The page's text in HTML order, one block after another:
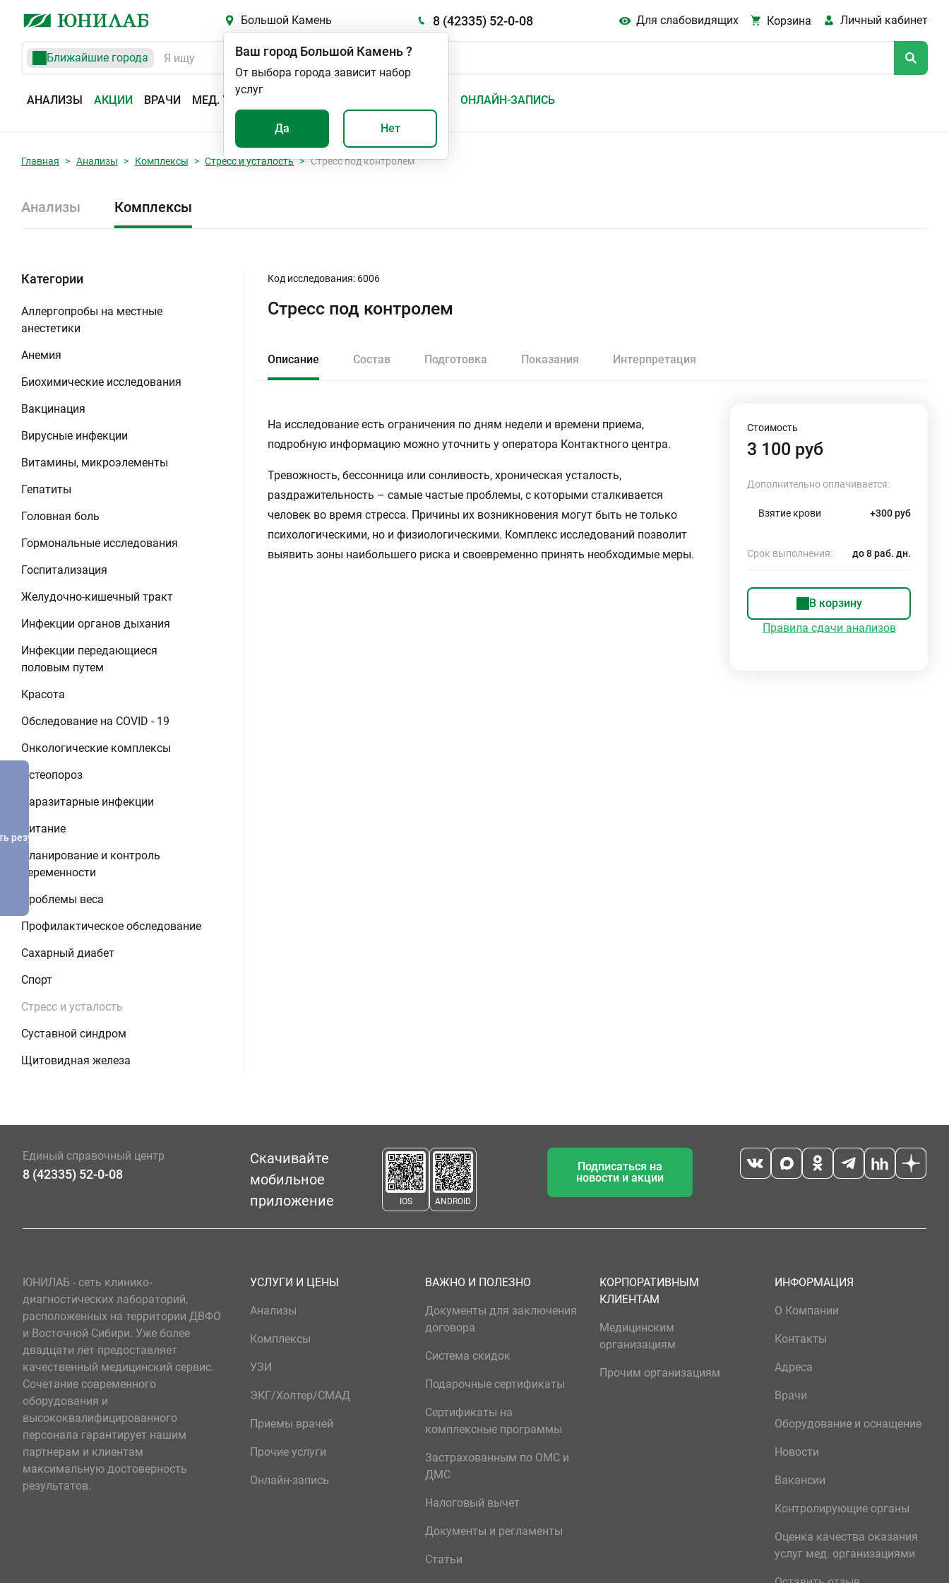
Большой Камень 8 (42335) 52-0-08 Для слабовидящих Корзина Личный кабинет
Ближайшие города
АНАЛИЗЫ АКЦИИ ВРАЧИ МЕД. УСЛУГИ ОНЛАЙН-ЗАПИСЬ
Ваш город Большой Камень?
От выбора города зависит набор
услуг
Да Нет
Главная Анализы Комплексы Стресс и усталость Стресс под контролем
Анализы Комплексы
Категории
Аллергопробы на местные
анестетики
Анемия
Биохимические исследования
Вакцинация
Вирусные инфекции
Витамины, микроэлементы
Гепатиты
Головная боль
Гормональные исследования
Госпитализация
Желудочно-кишечный тракт
Инфекции органов дыхания
Инфекции передающиеся
половым путем
Красота
Обследование на COVID - 19
Онкологические комплексы
Остеопороз
Паразитарные инфекции
Питание
Планирование и контроль
беременности
Проблемы веса
Профилактическое обследование
Сахарный диабет
Спорт
Стресс и усталость
Суставной синдром
Щитовидная железа
Код исследования: 6006
Стресс под контролем
Описание Состав Подготовка Показания Интерпретация
На исследование есть ограничения по дням недели и времени приема,
подробную информацию можно уточнить у оператора Контактного центра.
Тревожность, бессонница или сонливость, хроническая усталость,
раздражительность – самые частые проблемы, с которыми сталкивается
человек во время стресса. Причины их возникновения могут быть не только
психологическими, но и физиологическими. Комплекс исследований позволит
выявить зоны наибольшего риска и своевременно принять необходимые меры.
Стоимость
3 100 руб
Дополнительно оплачивается:
Взятие крови +300 руб
Срок выполнения: до 8 раб. дн.
В корзину
Правила сдачи анализов
результатов
Единый справочный центр
8 (42335) 52-0-08
Скачивайте
мобильное
приложение
IOS ANDROID
Подписаться на
новости и акции
ЮНИЛАБ - сеть клинико-
диагностических лабораторий,
расположенных на территории ДВФО
и Восточной Сибири. Уже более
двадцати лет предоставляет
качественный медицинский сервис.
Сочетание современного
оборудования и
высококвалифицированного
персонала гарантирует нашим
партнерам и клиентам
максимальную достоверность
результатов.
УСЛУГИ И ЦЕНЫ
Анализы
Комплексы
УЗИ
ЭКГ/Холтер/СМАД
Приемы врачей
Прочие услуги
Онлайн-запись
ВАЖНО И ПОЛЕЗНО
Документы для заключения
договора
Система скидок
Подарочные сертификаты
Сертификаты на
комплексные программы
Застрахованным по ОМС и
ДМС
Налоговый вычет
Документы и регламенты
Статьи
КОРПОРАТИВНЫМ
КЛИЕНТАМ
Медицинским
организациям
Прочим организациям
ИНФОРМАЦИЯ
О Компании
Контакты
Адреса
Врачи
Оборудование и оснащение
Новости
Вакансии
Контролирующие органы
Оценка качества оказания
услуг мед. организациями